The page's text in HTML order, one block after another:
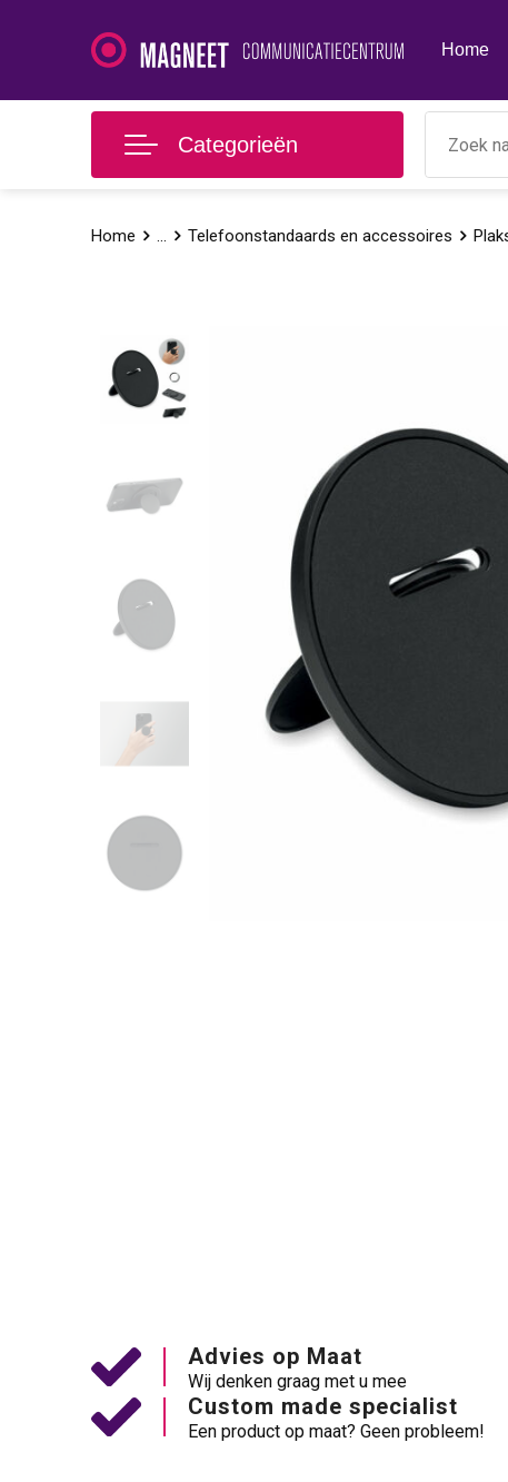
Home
Categorieën
Home ... Telefoonstandaards en accessoires
Advies op Maat
Wij denken graag met u mee
Custom made specialist
Een product op maat? Geen probleem!